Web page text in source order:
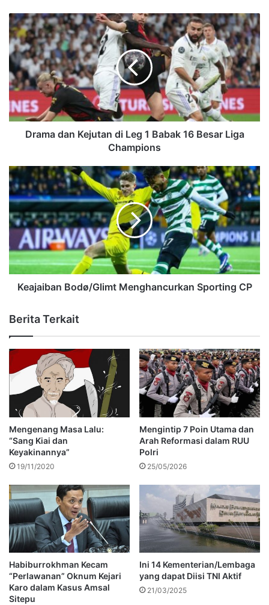
Drama dan Kejutan di Leg 1 Babak 16 Besar Liga
Champions
Keajaiban Bodø/Glimt Menghancurkan Sporting CP
Berita Terkait
Mengenang Masa Lalu:
“Sang Kiai dan
Keyakinannya”
19/11/2020
Mengintip 7 Poin Utama dan
Arah Reformasi dalam RUU
Polri
25/05/2026
Habiburrokhman Kecam
“Perlawanan” Oknum Kejari
Karo dalam Kasus Amsal
Sitepu
Ini 14 Kementerian/Lembaga
yang dapat Diisi TNI Aktif
21/03/2025